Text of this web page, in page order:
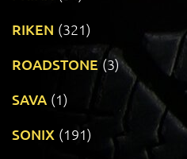
RIKEN (321)
ROADSTONE (3)
SAVA (1)
SONIX (191)